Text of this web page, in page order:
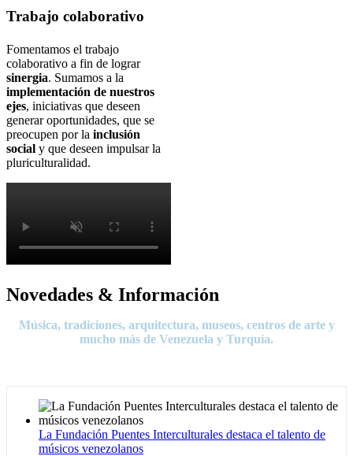
Trabajo colaborativo
Fomentamos el trabajo
colaborativo a fin de lograr
sinergia. Sumamos a la
implementación de nuestros
ejes, iniciativas que deseen
generar oportunidades, que se
preocupen por la inclusión
social y que deseen impulsar la
pluriculturalidad.
Novedades & Información
Música, tradiciones, arquitectura, museos, centros de arte y
mucho más de Venezuela y Turquía.
La Fundación Puentes Interculturales destaca el talento de
músicos venezolanos